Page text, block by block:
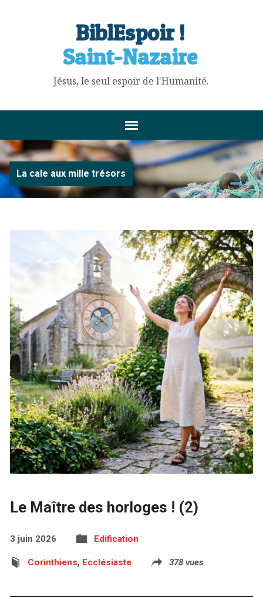
BiblEspoir !
Saint-Nazaire
Jésus, le seul espoir de l'Humanité.
La cale aux mille trésors
Le Maître des horloges ! (2)
3 juin 2026 Edification
Corinthiens, Ecclésiaste 378 vues